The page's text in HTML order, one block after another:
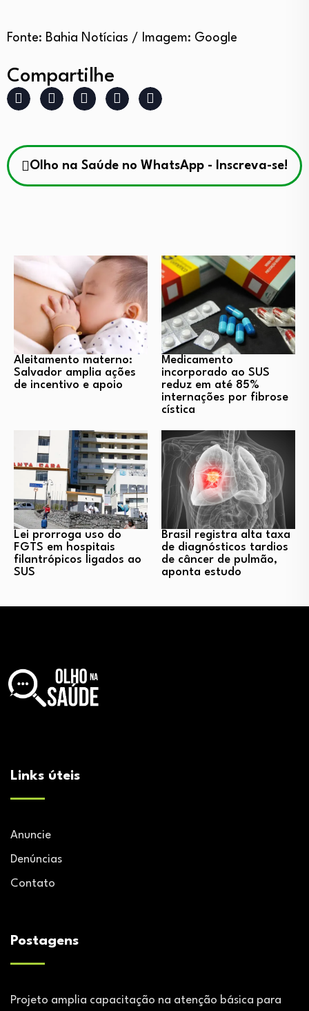
Fonte: Bahia Notícias / Imagem: Google
Compartilhe
Olho na Saúde no WhatsApp - Inscreva-se!
Aleitamento materno:
Salvador amplia ações
de incentivo e apoio
Medicamento
incorporado ao SUS
reduz em até 85%
internações por fibrose
cística
Lei prorroga uso do
FGTS em hospitais
filantrópicos ligados ao
SUS
Brasil registra alta taxa
de diagnósticos tardios
de câncer de pulmão,
aponta estudo
Links úteis
Anuncie
Denúncias
Contato
Postagens
Projeto amplia capacitação na atenção básica para